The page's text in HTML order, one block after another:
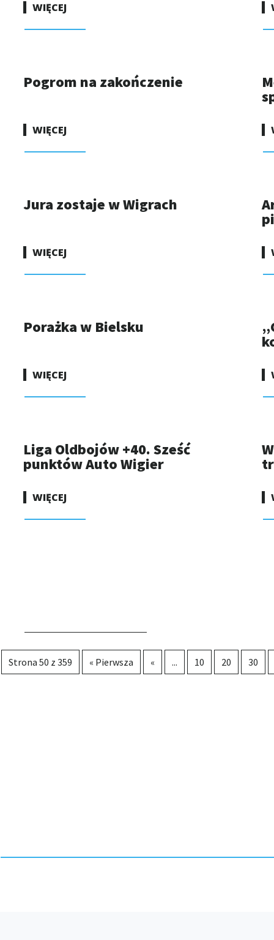
WIĘCEJ
Pogrom na zakończenie
WIĘCEJ
Jura zostaje w Wigrach
WIĘCEJ
Porażka w Bielsku
WIĘCEJ
Liga Oldbojów +40. Sześć
punktów Auto Wigier
WIĘCEJ
Strona 50 z 359 « Pierwsza « ... 10 20 30